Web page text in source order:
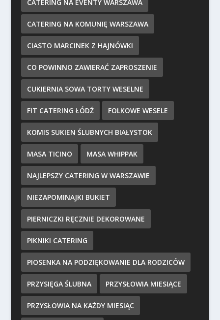
CATERING NA EVENTY WARSZAWA
CATERING NA KOMUNIĘ WARSZAWA
CIASTO MARCINEK Z HAJNÓWKI
CO POWINNO ZAWIERAĆ ZAPROSZENIE
CUKIERNIA SOWA TORTY WESELNE
FIT CATERING ŁÓDŹ FOLKOWE WESELE
KOMIS SUKIEN ŚLUBNYCH BIAŁYSTOK
MASA TICINO MASA WHIPPAK
NAJLEPSZY CATERING W WARSZAWIE
NIEZAPOMINAJKI BUKIET
PIERNICZKI RĘCZNIE DEKOROWANE
PIKNIKI CATERING
PIOSENKA NA PODZIĘKOWANIE DLA RODZICÓW
PRZYSIĘGA ŚLUBNA PRZYSŁOWIA MIESIĄCE
PRZYSŁOWIA NA KAŻDY MIESIĄC